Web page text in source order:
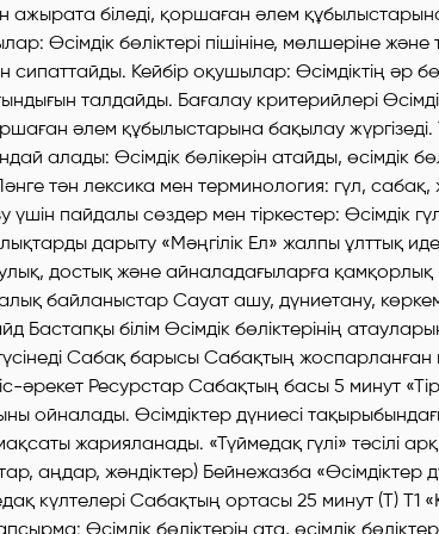
ажырата біледі, қоршаған әлем
Өсімдік бөліктері пішініне, мөлшеріне
сипаттайды. Кейбір оқушылар: Өсімдіктің әр
талдайды. Бағалау критерийлері
әлем құбылыстарына бақылау жүргізеді.
алады: Өсімдік бөлікерін атайды, өсімдік
тән лексика мен терминология: гүл, сабақ,
үшін пайдалы сөздер мен тіркестер: Өсімдік
дарыту «Мәңгілік Ел» жалпы ұлттық
достық және айналадағыларға
байланыстар Сауат ашу, дүниетану,
Бастапқы білім Өсімдік бөліктерінің атауларын
Сабақ барысы Сабақтың жоспарланған
әрекет Ресурстар Сабақтың басы 5 минут
ойналады. Өсімдіктер дүниесі
жарияланады. «Түймедақ гүлі» тәсілі
аңдар, жәндіктер) Бейнежазба «Өсімдіктер
күлтелері Сабақтың ортасы 25 минут (Т) Т1
Өсімдік бөліктерін ата, өсімдік